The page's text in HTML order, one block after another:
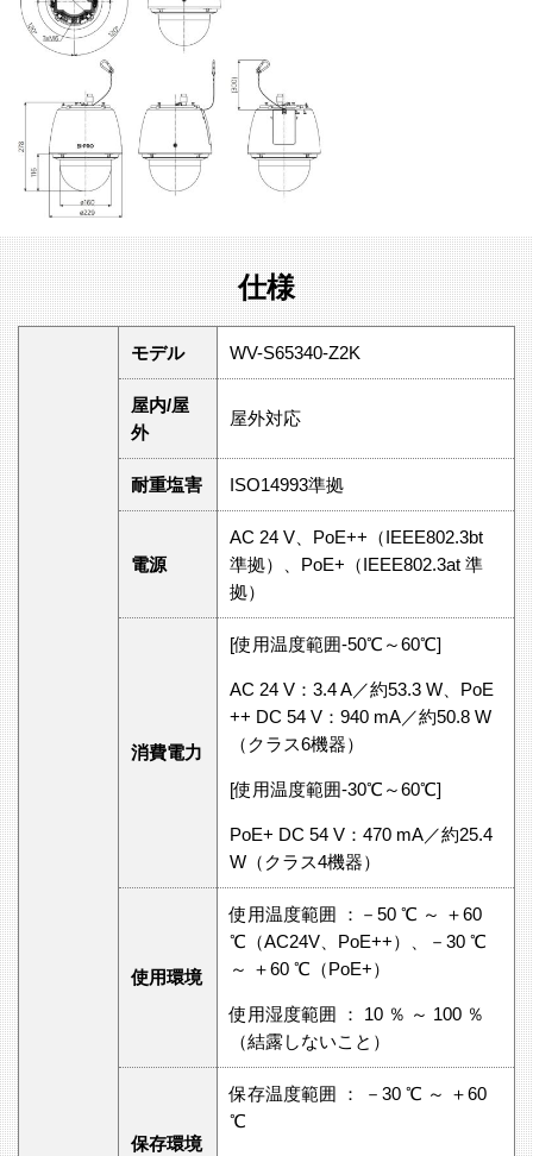
仕様
モデル WV-S65340-Z2K
屋内/屋
外
屋外対応
耐重塩害 ISO14993準拠
電源
AC 24 V、PoE++（IEEE802.3bt
準拠）、PoE+（IEEE802.3at 準
拠）
消費電力
[使用温度範囲-50℃～60℃]
AC 24 V：3.4 A／約53.3 W、PoE
++ DC 54 V：940 mA／約50.8 W
（クラス6機器）
[使用温度範囲-30℃～60℃]
PoE+ DC 54 V：470 mA／約25.4
W（クラス4機器）
使用環境
使用温度範囲 ：－50 ℃ ～ ＋60
℃（AC24V、PoE++）、－30 ℃
～ ＋60 ℃（PoE+）
使用湿度範囲 ： 10 ％ ～ 100 ％
（結露しないこと）
保存環境
保存温度範囲 ： －30 ℃ ～ ＋60
℃